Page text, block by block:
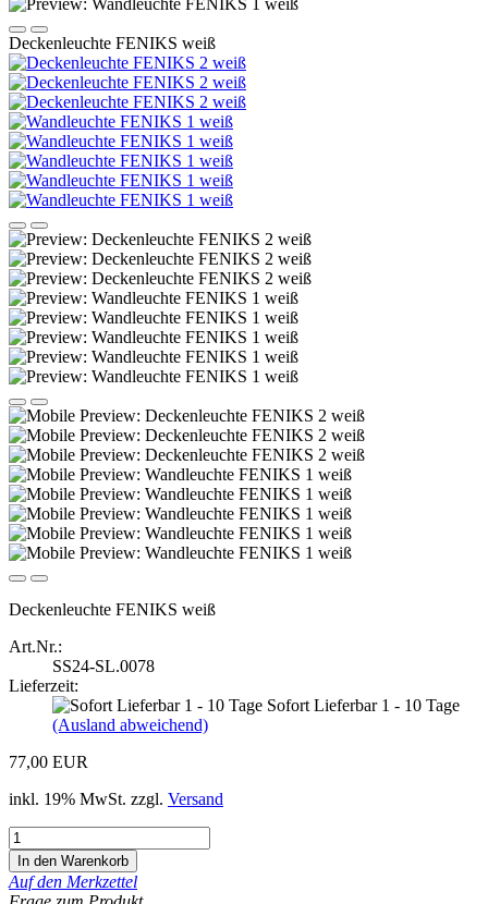
Deckenleuchte FENIKS weiß
Deckenleuchte FENIKS weiß
Art.Nr.:
SS24-SL.0078
Lieferzeit:
Sofort Lieferbar 1 - 10 Tage
(Ausland abweichend)
77,00 EUR
inkl. 19% MwSt. zzgl. Versand
Auf den Merkzettel